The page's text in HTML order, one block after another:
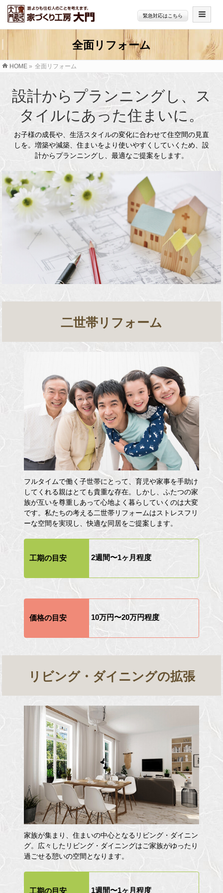
緊急対応はこちら
全面リフォーム
HOME » 全面リフォーム
設計からプランニングし、ス
タイルにあった住まいに。
お子様の成長や、生活スタイルの変化に合わせて住空間の見直
しを。 増築や減築、住まいをより使いやすくしていくため、設
計からプランニングし、最適なご提案をします。
二世帯リフォーム
フルタイムで働く子世帯にとって、育児や家事を手助け
してくれる親はとても貴重な存在。しかし、ふたつの家
族が互いを尊重しあって心地よく暮らしていくのは大変
です。私たちの考える二世帯リフォームはストレスフリ
ーな空間を実現し、快適な同居をご提案します。
工期の目安 2週間〜1ヶ月程度
価格の目安 10万円〜20万円程度
リビング・ダイニングの拡張
家族が集まり、住まいの中心となるリビング・ダイニン
グ。広々したリビング・ダイニングはご家族がゆったり
過ごせる憩いの空間となります。
工期の目安 1週間〜1ヶ月程度